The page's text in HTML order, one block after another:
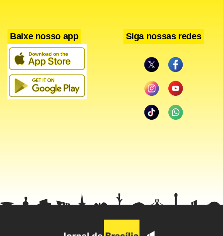
Telegram
Share
Baixe nosso app Siga nossas redes